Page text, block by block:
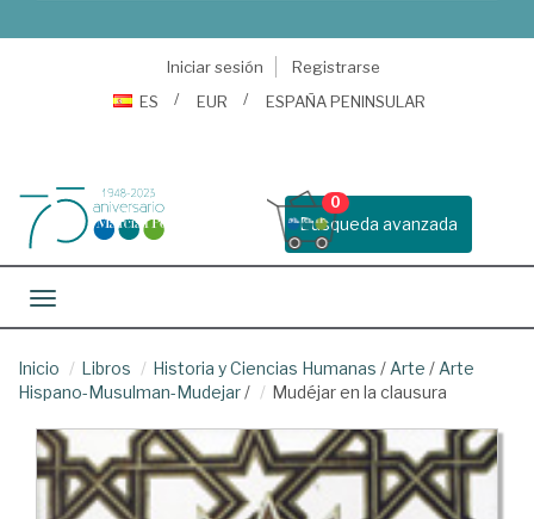
Iniciar sesión
Registrarse
ES
EUR ESPAÑA PENINSULAR
Busqueda avanzada
0
Toggle navigation
Inicio Libros Historia y Ciencias Humanas / Arte / Arte
Hispano-Musulman-Mudejar/ Mudéjar en la clausura